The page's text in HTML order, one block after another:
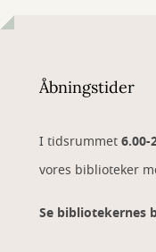
Åbningstider
I tidsrummet6.00-
vores biblioteker
Se bibliotekernes